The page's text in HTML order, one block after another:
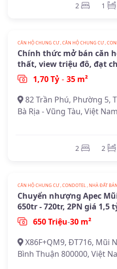
2 1
CĂN HỘ CHUNG CƯ , CĂN HỘ CHUNG CƯ ,
Chính thức mở bán căn
thất, view triệu đô, đạt
1,70 Tỷ - 35 m²
82 Trần Phú, Phường 5,
Bà Rịa - Vũng Tàu, Việt Nam
2 2
CĂN HỘ CHUNG CƯ , CONDOTEL , NHÀ ĐẤT BÁN
Chuyển nhượng Apec
650tr - 720tr, 2PN giá 1,5
gồm VAT)
650 Triệu-30 m²
X86F+QM9, ĐT716, Mũi
Bình Thuận 800000, Việt